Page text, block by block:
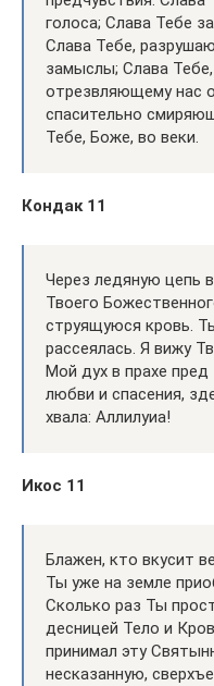
голоса; Слава Тебе
Слава Тебе,
замыслы; Слава
отрезвляющему нас
спасительно
Тебе, Боже, во веки.
Кондак 11
Через ледяную цепь
Твоего
струящуюся кровь.
рассеялась. Я вижу
Мой дух в прахе
любви и спасения,
хвала: Аллилуиа!
Икос 11
Блажен, кто вкусит
Ты уже на земле
Сколько раз Ты
десницей Тело и
принимал эту
несказанную,